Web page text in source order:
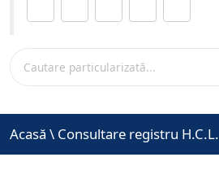
Acasă \ Consultare registru H.C.L.